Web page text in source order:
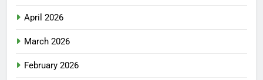
April 2026
March 2026
February 2026